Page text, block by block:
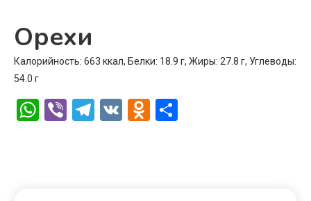
Орехи
Калорийность: 663 ккал, Белки: 18.9 г, Жиры: 27.8 г, Углеводы:
54.0 г
WhatsApp
ViberTelegram
VK Odnoklassniki